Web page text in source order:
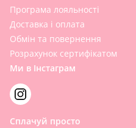
Програма лояльності
Доставка і оплата
Обмін та повернення
Розрахунок сертифікатом
Ми в Інстаграм
Сплачуй просто